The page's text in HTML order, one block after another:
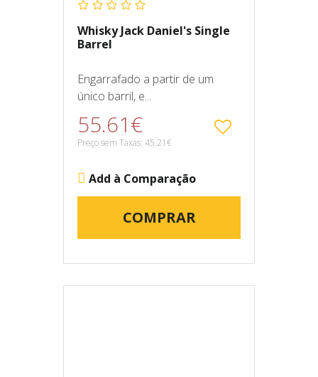
Whisky Jack Daniel's Single
Barrel
Engarrafado a partir de um
único barril, e...
55.61€
Preço sem Taxas: 45.21€
Add à Comparação
COMPRAR